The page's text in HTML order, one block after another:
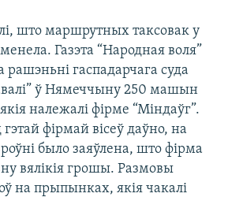
што маршрутных таксовак у
Газэта “Народная воля”
гаспадарчага суда
ў Нямеччыну 250 машын
належалі фірме “Міндаўг”.
фірмай вісеў даўно, на
было заяўлена, што фірма
вялікія грошы. Размовы
на прыпынках, якія чакалі